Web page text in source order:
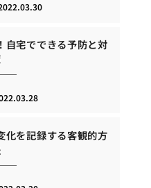
自宅でできる予防と対
化を記録する客観的方